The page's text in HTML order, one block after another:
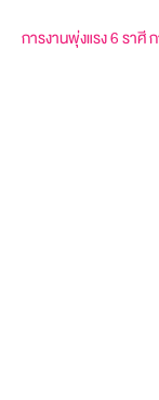
การงานพุ่งแรง 6 ราศี